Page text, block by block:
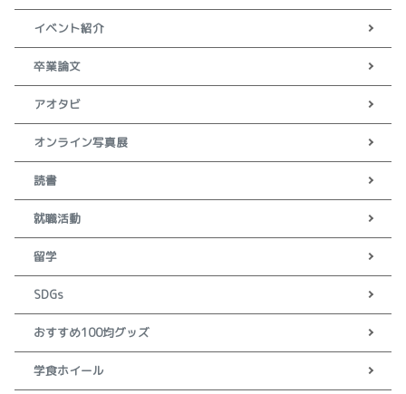
イベント紹介
卒業論文
アオタビ
オンライン写真展
読書
就職活動
留学
SDGs
おすすめ100均グッズ
学食ホイール